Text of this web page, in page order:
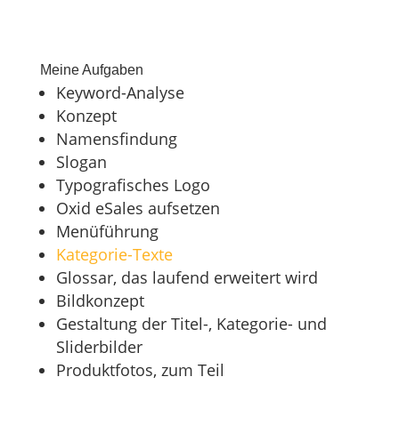
Meine Aufgaben
Keyword-Analyse
Konzept
Namensfindung
Slogan
Typografisches Logo
Oxid eSales aufsetzen
Menüführung
Kategorie-Texte
Glossar, das laufend erweitert wird
Bildkonzept
Gestaltung der Titel-, Kategorie- und
Sliderbilder
Produktfotos, zum Teil